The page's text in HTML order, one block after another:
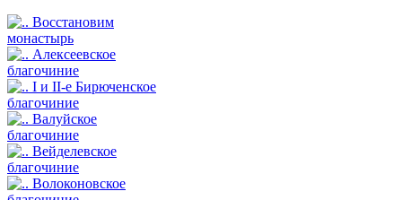
Восстановим
монастырь
Алексеевское
благочиние
I и II-е Бирюченское
благочиние
Валуйское
благочиние
Вейделевское
благочиние
Волоконовское